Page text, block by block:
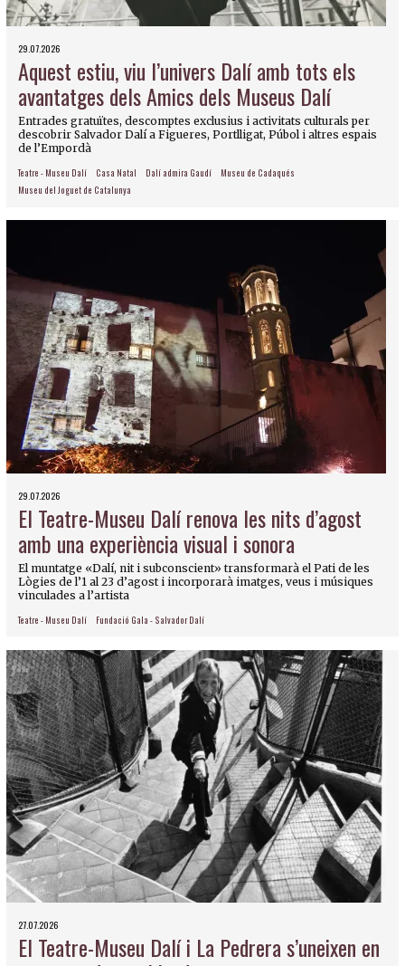
29.07.2026
Aquest estiu, viu l’univers Dalí amb tots els
avantatges dels Amics dels Museus Dalí
Entrades gratuïtes, descomptes exclusius i activitats culturals per
descobrir Salvador Dalí a Figueres, Portlligat, Púbol i altres espais
de l’Empordà
Teatre - Museu Dalí Casa Natal Dalí admira Gaudí
Museu de Cadaqués
Museu del Joguet de Catalunya
29.07.2026
El Teatre-Museu Dalí renova les nits d’agost
amb una experiència visual i sonora
El muntatge «Dalí, nit i subconscient» transformarà el Pati de les
Lògies de l’1 al 23 d’agost i incorporarà imatges, veus i músiques
vinculades a l’artista
Teatre - Museu Dalí Fundació Gala - Salvador Dalí
27.07.2026
El Teatre-Museu Dalí i La Pedrera s’uneixen en